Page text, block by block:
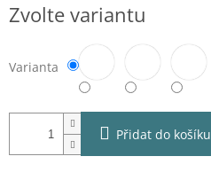
cena:
Zvolte variantu
Varianta
Přidat do košíku